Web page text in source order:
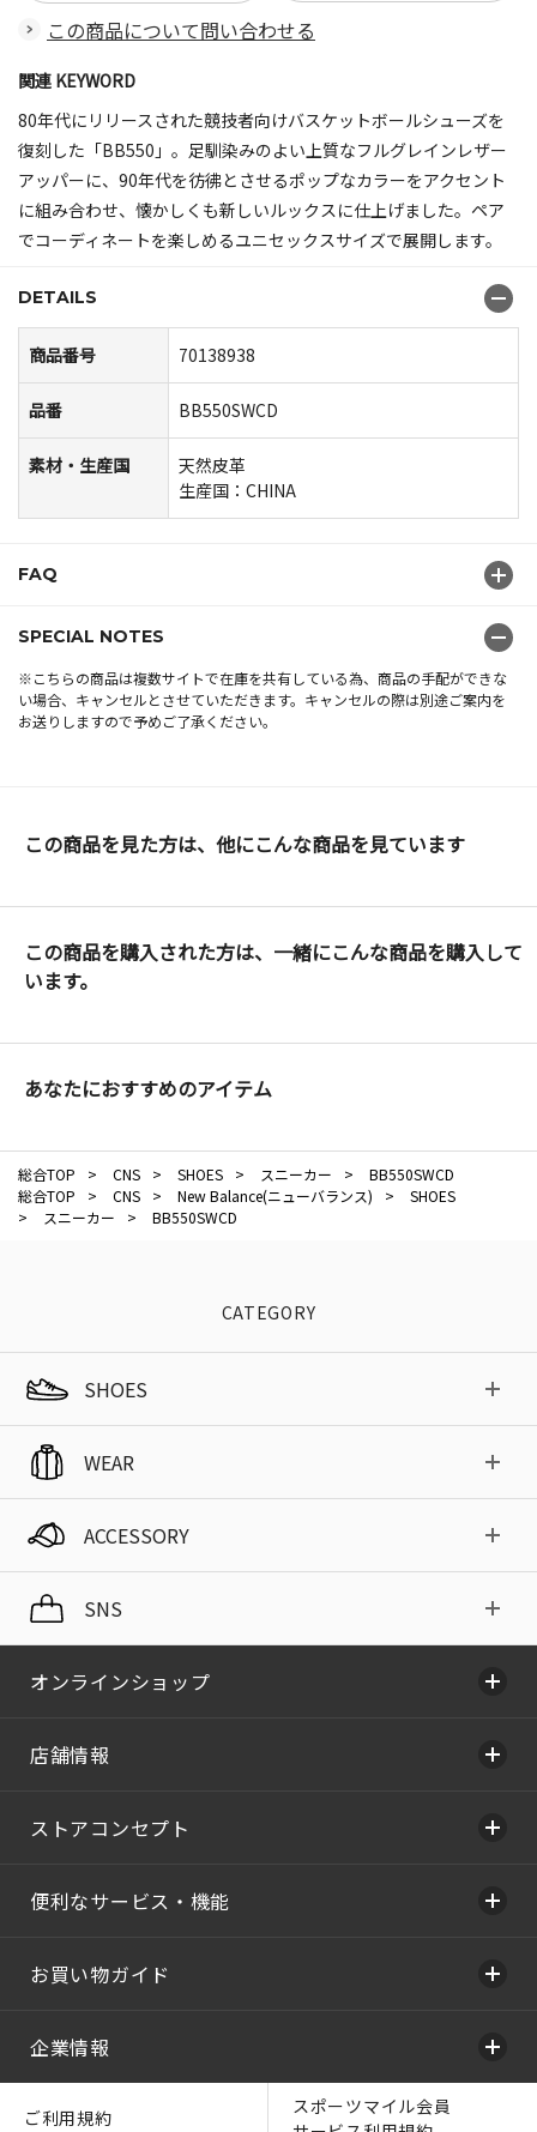
この商品について問い合わせる
関連 KEYWORD
80年代にリリースされた競技者向けバスケットボールシューズを
復刻した「BB550」。足馴染みのよい上質なフルグレインレザー
アッパーに、90年代を彷彿とさせるポップなカラーをアクセント
に組み合わせ、懐かしくも新しいルックスに仕上げました。ペア
でコーディネートを楽しめるユニセックスサイズで展開します。
DETAILS
商品番号 70138938
品番 BB550SWCD
素材・生産国
天然皮革
生産国：CHINA
FAQ
SPECIAL NOTES
※こちらの商品は複数サイトで在庫を共有している為、商品の手配ができな
い場合、キャンセルとさせていただきます。キャンセルの際は別途ご案内を
お送りしますので予めご了承ください。
この商品を見た方は、他にこんな商品を見ています
この商品を購入された方は、一緒にこんな商品を購入して
います。
あなたにおすすめのアイテム
総合TOP > CNS > SHOES > スニーカー >
BB550SWCD
総合TOP
> CNS > New Balance(ニューバランス) >
SHOES
>
スニーカー > BB550SWCD
CATEGORY
SHOES
WEAR
ACCESSORY
SNS
オンラインショップ
店舗情報
ストアコンセプト
便利なサービス・機能
お買い物ガイド
企業情報
ご利用規約
スポーツマイル会員